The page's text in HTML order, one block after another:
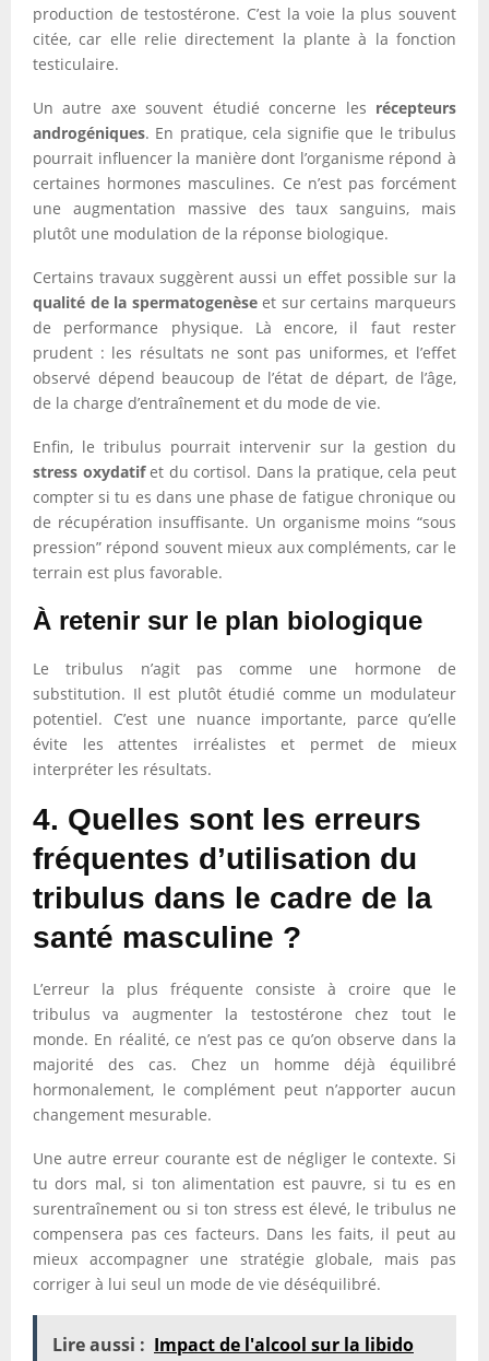
production de testostérone. C’est la voie la plus souvent
citée, car elle relie directement la plante à la fonction
testiculaire.
Un autre axe souvent étudié concerne les récepteurs
androgéniques. En pratique, cela signifie que le tribulus
pourrait influencer la manière dont l’organisme répond à
certaines hormones masculines. Ce n’est pas forcément
une augmentation massive des taux sanguins, mais
plutôt une modulation de la réponse biologique.
Certains travaux suggèrent aussi un effet possible sur la
qualité de la spermatogenèseet sur certains marqueurs
de performance physique. Là encore, il faut rester
prudent : les résultats ne sont pas uniformes, et l’effet
observé dépend beaucoup de l’état de départ, de l’âge,
de la charge d’entraînement et du mode de vie.
Enfin, le tribulus pourrait intervenir sur la gestion du
stress oxydatifet du cortisol. Dans la pratique, cela peut
compter si tu es dans une phase de fatigue chronique ou
de récupération insuffisante. Un organisme moins “sous
pression” répond souvent mieux aux compléments, car le
terrain est plus favorable.
À retenir sur le plan biologique
Le tribulus n’agit pas comme une hormone de
substitution. Il est plutôt étudié comme un modulateur
potentiel. C’est une nuance importante, parce qu’elle
évite les attentes irréalistes et permet de mieux
interpréter les résultats.
4. Quelles sont les erreurs
fréquentes d’utilisation du
tribulus dans le cadre de la
santé masculine ?
L’erreur la plus fréquente consiste à croire que le
tribulus va augmenter la testostérone chez tout le
monde. En réalité, ce n’est pas ce qu’on observe dans la
majorité des cas. Chez un homme déjà équilibré
hormonalement, le complément peut n’apporter aucun
changement mesurable.
Une autre erreur courante est de négliger le contexte. Si
tu dors mal, si ton alimentation est pauvre, si tu es en
surentraînement ou si ton stress est élevé, le tribulus ne
compensera pas ces facteurs. Dans les faits, il peut au
mieux accompagner une stratégie globale, mais pas
corriger à lui seul un mode de vie déséquilibré.
Lire aussi : Impact de l'alcool sur la libido